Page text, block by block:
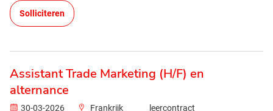
Solliciteren
Assistant Trade Marketing (H/F) en
alternance
30-03-2026 Frankrijk
leercontract